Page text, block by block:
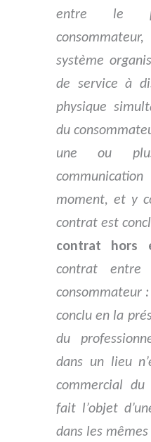
entre le
système
de service à
physique
du
une ou
moment, et y
contrat est
contrat hors
contrat
consommateur :
conclu en la
du
dans un lieu
commercial
fait l’objet
dans les